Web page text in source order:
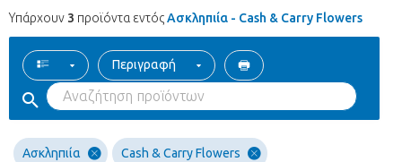
Υπάρχουν 3 προϊόντα εντόςΑσκληπιία - Cash & Carry Flowers
Περιγραφή
Ασκληπιία Cash & Carry Flowers